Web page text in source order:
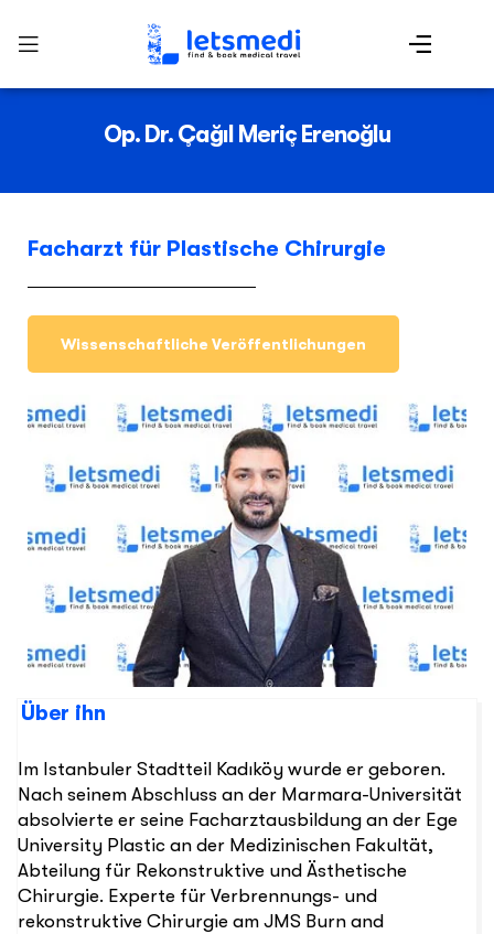
Op. Dr. Çağıl Meriç Erenoğlu
Facharzt für Plastische Chirurgie
Wissenschaftliche Veröffentlichungen
Über ihn
Im Istanbuler Stadtteil Kadıköy wurde er geboren.
Nach seinem Abschluss an der Marmara-Universität
absolvierte er seine Facharztausbildung an der Ege
University Plastic an der Medizinischen Fakultät,
Abteilung für Rekonstruktive und Ästhetische
Chirurgie. Experte für Verbrennungs- und
rekonstruktive Chirurgie am JMS Burn and